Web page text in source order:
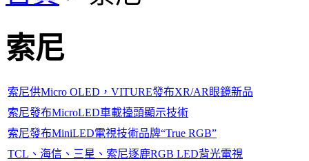
索尼
索尼供Micro OLED，VITURE發布XR/AR眼鏡新品
索尼發布MicroLED車載擡頭顯示技術
索尼發布MiniLED電視技術品牌“True RGB”
TCL、海信、三星、索尼逐鹿RGB LED背光電視